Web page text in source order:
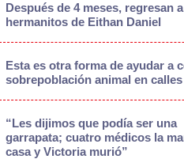
Después de 4 meses, regresan
hermanitos de Eithan Daniel
Esta es otra forma de ayudar a
sobrepoblación animal en calles
“Les dijimos que podía ser una
garrapata; cuatro médicos la
casa y Victoria murió”